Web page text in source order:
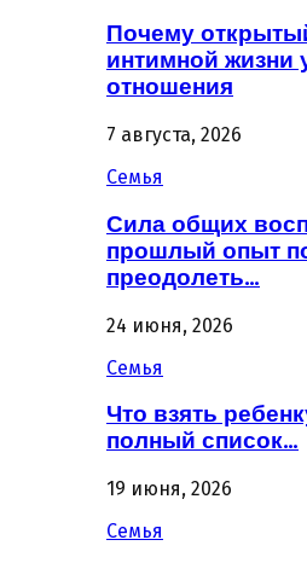
Почему
интимной жизни
отношения
7 августа, 2026
Семья
Сила общих
прошлый опыт
преодолеть…
24 июня, 2026
Семья
Что взять
полный список…
19 июня, 2026
Семья